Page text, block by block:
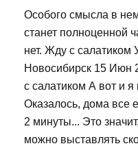
Особого смысла в
станет полноценной
нет. Жду с салатиком
Новосибирск 15 Июн
с салатиком А вот и я
Оказалось, дома все
2 минуты... Это
можно выставлять